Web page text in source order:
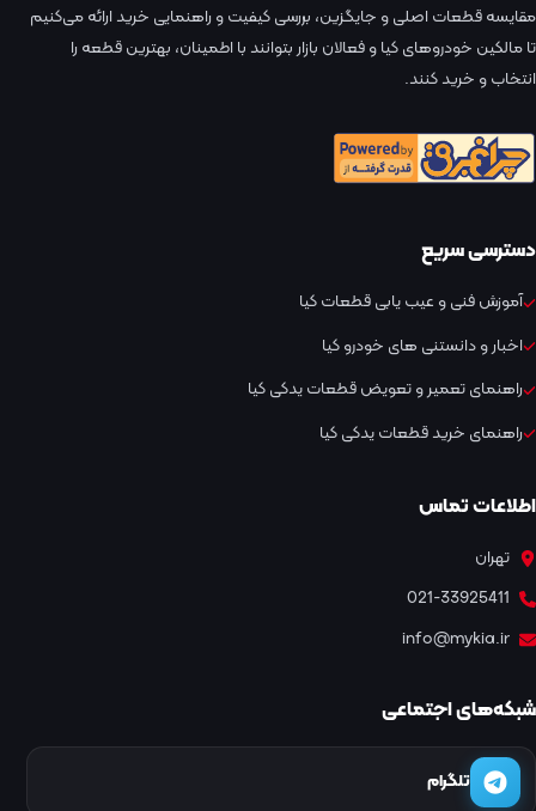
مقایسه قطعات اصلی و جایگزین، بررسی کیفیت و راهنمایی خرید ارائه می‌کنیم
تا مالکین خودروهای کیا و فعالان بازار بتوانند با اطمینان، بهترین قطعه را
انتخاب و خرید کنند.
دسترسی سریع
آموزش فنی و عیب یابی قطعات کیا
اخبار و دانستنی های خودرو کیا
راهنمای تعمیر و تعویض قطعات یدکی کیا
راهنمای خرید قطعات یدکی کیا
اطلاعات تماس
تهران
021-33925411
info@mykia.ir
شبکه‌های اجتماعی
تلگرام